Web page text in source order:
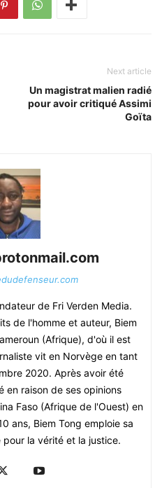
Next article
Un magistrat malien radié
pour avoir critiqué Assimi
Goïta
de Fri Verden Media.
de l'homme et auteur, Biem
(Afrique), d'où il est
vit en Norvège en tant
2020. Après avoir été
en raison de ses opinions
Faso (Afrique de l'Ouest) en
ans, Biem Tong emploie sa
pour la vérité et la justice.